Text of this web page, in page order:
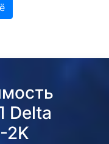
Delta
2K